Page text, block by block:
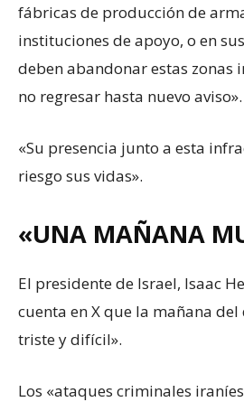
fábricas de producción de
instituciones de apoyo, o en
deben abandonar estas zonas
no regresar hasta nuevo aviso».
«Su presencia junto a esta
riesgo sus vidas».
«UNA MAÑANA
El presidente de Israel, Isaac
cuenta en X que la mañana
triste y difícil».
Los «ataques criminales